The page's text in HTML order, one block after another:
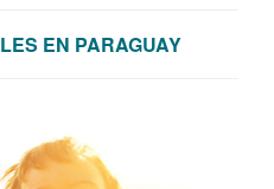
EN PARAGUAY